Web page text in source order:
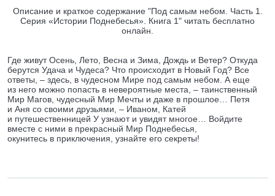
Описание и краткое содержание "Под самым небом. Часть 1.
Серия «Истории Поднебесья». Книга 1" читать бесплатно
онлайн.
Где живут Осень, Лето, Весна и Зима, Дождь и Ветер? Откуда
берутся Удача и Чудеса? Что происходит в Новый Год? Все
ответы, – здесь, в чудесном Мире под самым небом. А еще
из него можно попасть в невероятные места, – таинственный
Мир Магов, чудесный Мир Мечты и даже в прошлое… Петя
и Аня со своими друзьями, – Иваном, Катей
и путешественницей У узнают и увидят многое… Войдите
вместе с ними в прекрасный Мир Поднебесья,
окунитесь в приключения, узнайте его cекреты!